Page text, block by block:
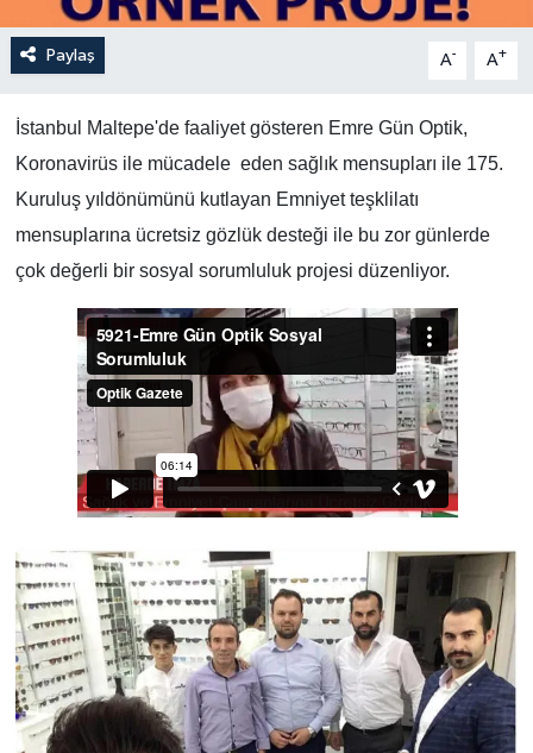
Paylaş A- A+
İstanbul Maltepe'de faaliyet gösteren Emre Gün Optik,
Koronavirüs ile mücadele eden sağlık mensupları ile 175.
Kuruluş yıldönümünü kutlayan Emniyet teşklilatı
mensuplarına ücretsiz gözlük desteği ile bu zor günlerde
çok değerli bir sosyal sorumluluk projesi düzenliyor.